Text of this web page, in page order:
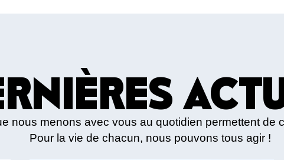
nous menons avec vous au quotidien permettent de
Pour la vie de chacun, nous pouvons tous agir !